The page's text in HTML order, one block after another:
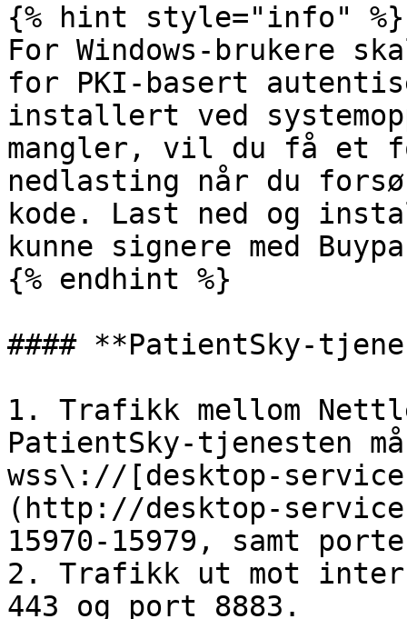
{% hint style="info" %}
For Windows-brukere
for PKI-basert
installert ved
mangler, vil du få et
nedlasting når du
kode. Last ned og
kunne signere med
{% endhint %}
#### **PatientSky-
1. Trafikk mellom
PatientSky-tjenesten
wss\://[desktop-
(http://desktop-
15970-15979, samt
2. Trafikk ut mot
443 og port 8883.